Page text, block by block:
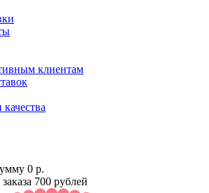
клиентам
0 р.
700 рублей